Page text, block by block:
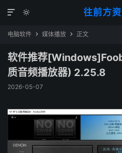
往前方


电脑软件  媒体播放  正文
软件推荐
质音频播放器) 2.25.8
2026-05-07